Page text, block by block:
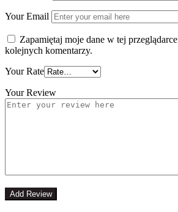
Your Email
Zapamiętaj moje dane w tej
kolejnych komentarzy.
Your Rate
Your Review